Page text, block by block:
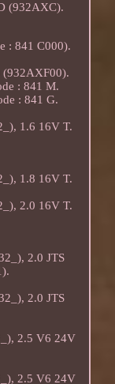
(932AXC).
: 841 C000).
(932AXF00).
: 841 M.
: 841 G.
1.6 16V T.
1.8 16V T.
2.0 16V T.
2.0 JTS
2.0 JTS
2.5 V6 24V
2.5 V6 24V